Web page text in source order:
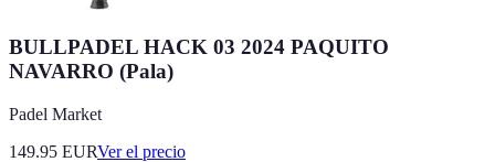
BULLPADEL HACK 03 2024 PAQUITO
NAVARRO (Pala)
Padel Market
149.95 EURVer el precio